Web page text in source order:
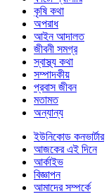
কৃষি কথা
অপরাধ
আইন আদালত
জীবনী সমগ্র
স্বাস্থ্য কথা
সম্পাদকীয়
প্রবাস জীবন
মতামত
অন্যান্য
ইউনিকোড কনভার্টার
আজকের এই দিনে
আর্কাইভ
বিজ্ঞাপন
আমাদের সম্পর্কে